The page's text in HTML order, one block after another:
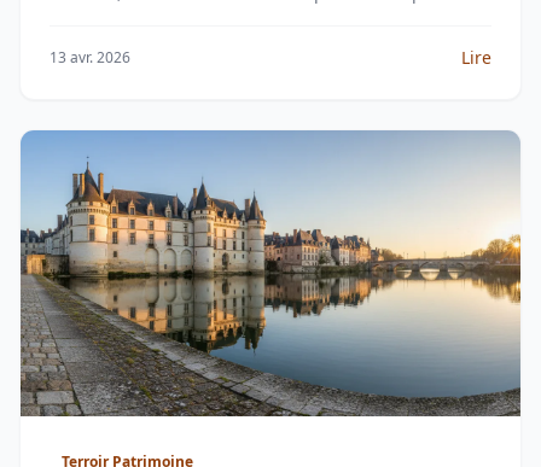
13 avr. 2026 Lire
Terroir Patrimoine